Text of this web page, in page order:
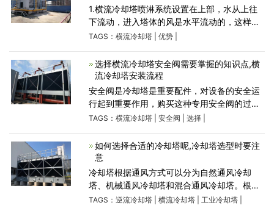
1.横流冷却塔喷淋系统设置在上部，水从上往
下流动，进入塔体的风是水平流动的，这样降
低了风的阻力，减小了噪音产生，节能、水压
滴声音非常小。2.横流塔能
TAGS： 横流冷却塔| 优势|
选择横流冷却塔安全阀需要掌握的知识点,横
流冷却塔安装流程
安全阀是冷却塔是重要配件，对设备的安全运
行起到重要作用，购买这种专用安全阀的过程
中，我们应该多方参考学习这方面配件相关知
安全阀选择时，一定掌
TAGS： 横流冷却塔| 安全阀 选择|
如何选择合适的冷却塔呢,冷却塔选型时要注
意
冷却塔根据通风方式可以分为自然通风冷却
塔、机械通风冷却塔和混合通风冷却塔。根据
水和空气的接触方式可以分为湿式冷却塔、干
TAGS： 逆流冷却塔| 横流冷却塔| 工业冷却塔|